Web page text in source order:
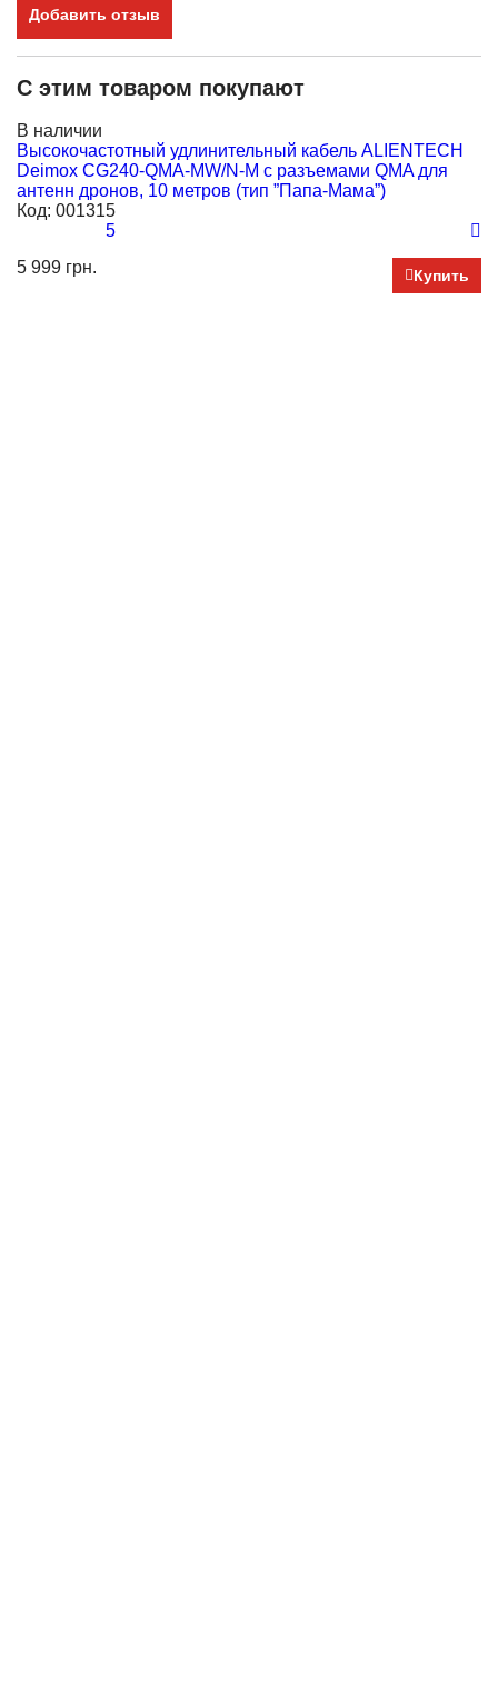
Добавить отзыв
С этим товаром покупают
В наличии
Высокочастотный удлинительный кабель ALIENTECH
Deimox CG240-QMA-MW/N-M с разъемами QMA для
антенн дронов, 10 метров (тип ”Папа-Мама”)
Код: 001315
5
5 999 грн.
Купить